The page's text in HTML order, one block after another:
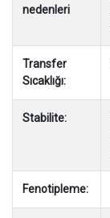
nedenleri
Transfer
Sıcaklığı:
Stabilite:
Fenotipleme: